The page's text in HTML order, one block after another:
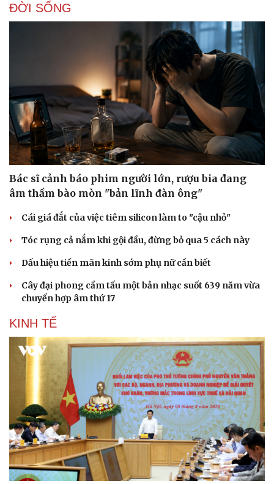
ĐỜI SỐNG
Bác sĩ cảnh báo phim người lớn, rượu bia đang
âm thầm bào mòn "bản lĩnh đàn ông"
Cái giá đắt của việc tiêm silicon làm to "cậu nhỏ"
Tóc rụng cả nắm khi gội đầu, đừng bỏ qua 5 cách này
Dấu hiệu tiền mãn kinh sớm phụ nữ cần biết
Cây đại phong cầm tấu một bản nhạc suốt 639 năm vừa
chuyển hợp âm thứ 17
KINH TẾ